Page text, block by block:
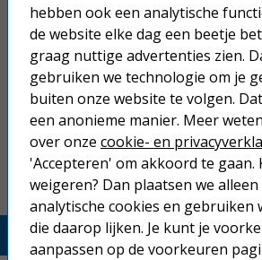
Superscherpe prijzen!
Niet goed geld terug.
Gratis verzending boven € 25,-
Betaal binnen 14 dagen na aankoop
Printerland.nl
hebben ook een analytische
de website elke dag een beetje
graag nuttige advertenties zien.
gebruiken we technologie om je
buiten onze website te volgen.
een anonieme manier. Meer
over onze cookie- en
'Accepteren' om akkoord te gaan.
weigeren? Dan plaatsen we
analytische cookies en gebruiken
die daarop lijken. Je kunt je
aanpassen op de voorkeuren